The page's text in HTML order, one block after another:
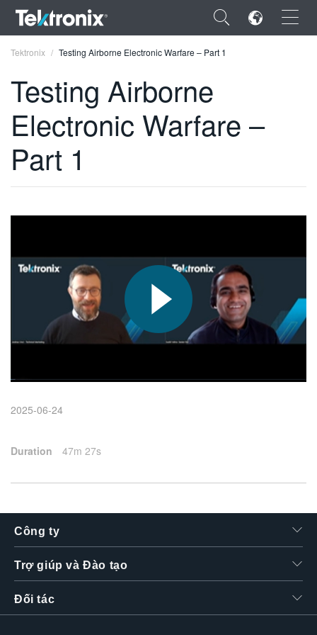
×
ENGLISH
FRANÇAIS
日本語
한국어
繁體中文
Tektronix Testing Airborne Electronic Warfare – Part 1
Testing Airborne
Electronic Warfare –
Part 1
2025-06-24
Duration 47m 27s
Công ty
Trợ giúp và Đào tạo
Đối tác